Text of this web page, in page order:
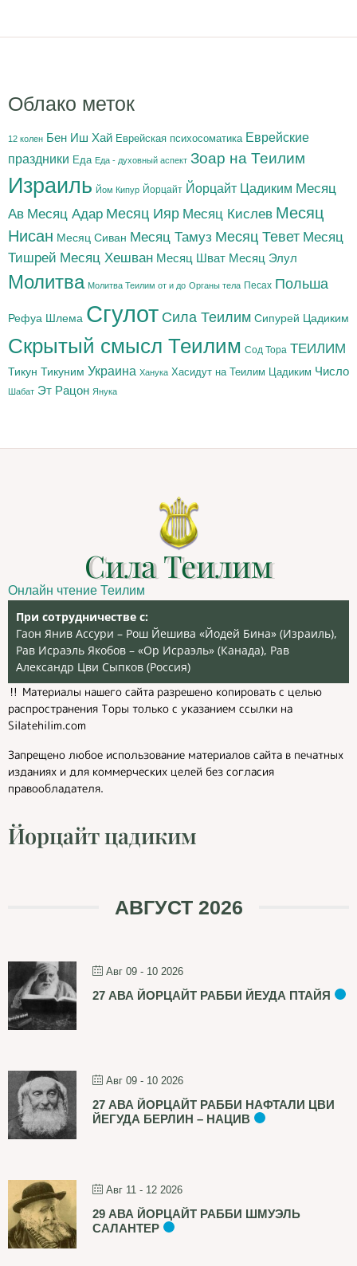
Облако меток
12 колен Бен Иш Хай Еврейская психосоматика Еврейские
праздники Еда Еда - духовный аспект Зоар на Теилим
Израиль Йом Кипур Йорцайт Йорцайт Цадиким Месяц
Ав Месяц Адар Месяц Ияр Месяц Кислев Месяц
Нисан Месяц Сиван Месяц Тамуз Месяц Тевет Месяц
Тишрей Месяц Хешван Месяц Шват Месяц Элул
Молитва Молитва Теилим от и до Органы тела Песах Польша
Рефуа Шлема Сгулот Сила Теилим Сипурей Цадиким
Скрытый смысл Теилим Сод Тора ТЕИЛИМ
Тикун Тикуним Украина Ханука Хасидут на Теилим Цадиким Число
Шабат Эт Рацон Янука
Сила Теилим
Онлайн чтение Теилим
При сотрудничестве с:
Гаон Янив Ассури – Рош Йешива «Йодей Бина» (Израиль),
Рав Исраэль Якобов – «Ор Исраэль» (Канада), Рав
Александр Цви Сыпков (Россия)
‼️ Материалы нашего сайта разрешено копировать с целью
распространения Торы только с указанием ссылки на
Silatehilim.com
Запрещено любое использование материалов сайта в печатных
изданиях и для коммерческих целей без согласия
правообладателя.
Йорцайт цадиким
АВГУСТ 2026
Авг 09 - 10 2026
27 АВА ЙОРЦАЙТ РАББИ ЙЕУДА ПТАЙЯ
Авг 09 - 10 2026
27 АВА ЙОРЦАЙТ РАББИ НАФТАЛИ ЦВИ
ЙЕГУДА БЕРЛИН – НАЦИВ
Авг 11 - 12 2026
29 АВА ЙОРЦАЙТ РАББИ ШМУЭЛЬ
САЛАНТЕР